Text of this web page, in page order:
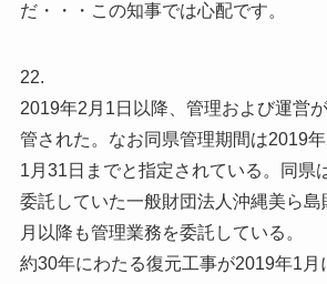
だ・・・この知事では心配です。
22.
2019年2月1日以降、管理および運営
管された。なお同県管理期間は2019
1月31日までと指定されている。同県
委託していた一般財団法人沖縄美ら
月以降も管理業務を委託している。
約30年にわたる復元工事が2019年1月